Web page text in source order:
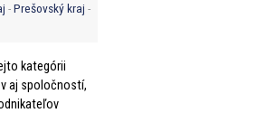
Prešovský kraj
kategórii
aj spoločností,